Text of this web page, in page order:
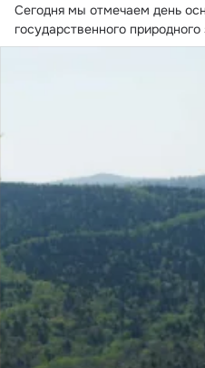
Сегодня мы отмечаем день
государственного